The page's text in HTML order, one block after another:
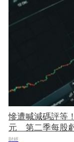
慘遭喊減碼評等
元 第二季每股
財經